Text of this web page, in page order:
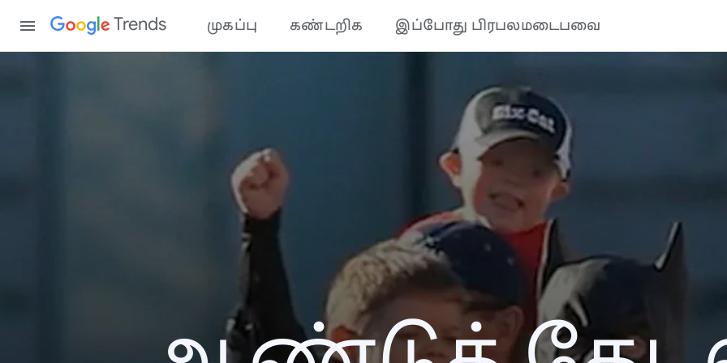
Trends முகப்பு கண்டறிக இப்போது பிரபலமடைபவை